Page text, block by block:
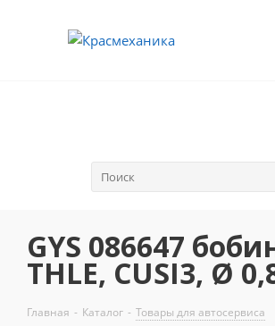
GYS 086647
THLE, CUSI3, Ø
Главная - Каталог - Товары для автосервиса